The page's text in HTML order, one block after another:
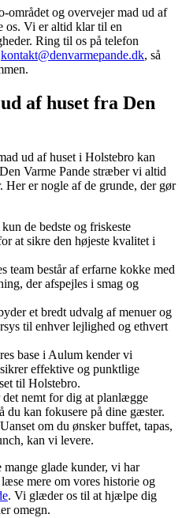
området og overvejer mad ud af
os. Vi er altid klar til en
Ring til os på telefon
kontakt@denvarmepande.dk, så
af huset fra Den
ud af huset i Holstebro kan
Varme Pande stræber vi altid
Her er nogle af de grunde, der gør
de bedste og friskeste
at sikre den højeste kvalitet i
team består af erfarne kokke med
der afspejles i smag og
et bredt udvalg af menuer og
til enhver lejlighed og ethvert
base i Aulum kender vi
effektive og punktlige
til Holstebro.
nemt for dig at planlægge
du kan fokusere på dine gæster.
Uanset om du ønsker buffet, tapas,
kan vi levere.
glade kunder, vi har
mere om vores historie og
. Vi glæder os til at hjælpe dig
omegn.